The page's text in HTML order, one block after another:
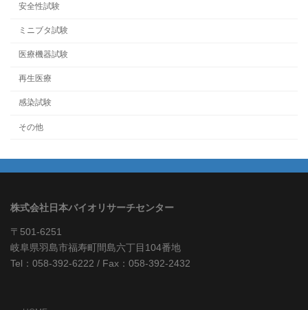
安全性試験
ミニブタ試験
医療機器試験
再生医療
感染試験
その他
株式会社日本バイオリサーチセンター
〒501-6251
岐阜県羽島市福寿町間島六丁目104番地
Tel：058-392-6222 / Fax：058-392-2432